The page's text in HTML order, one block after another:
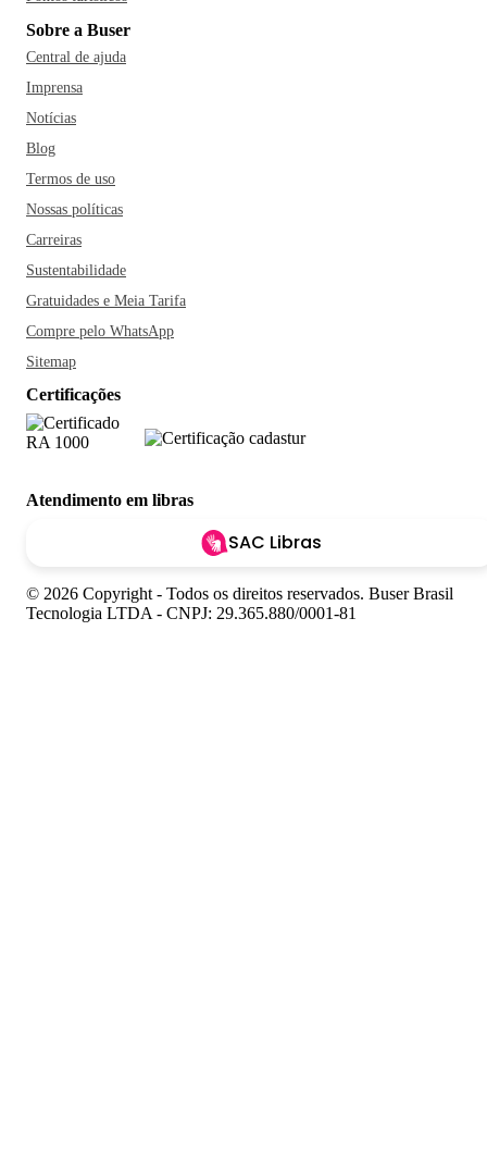
Sobre a Buser
Central de ajuda
Imprensa
Notícias
Blog
Termos de uso
Nossas políticas
Carreiras
Sustentabilidade
Gratuidades e Meia Tarifa
Compre pelo WhatsApp
Sitemap
Certificações
Atendimento em libras
SAC Libras
© 2026 Copyright - Todos os direitos reservados. Buser Brasil
Tecnologia LTDA - CNPJ: 29.365.880/0001-81